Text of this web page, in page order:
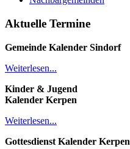
Aktuelle Termine
Gemeinde Kalender Sindorf
Weiterlesen...
Kinder & Jugend
Kalender Kerpen
Weiterlesen...
Gottesdienst Kalender Kerpen